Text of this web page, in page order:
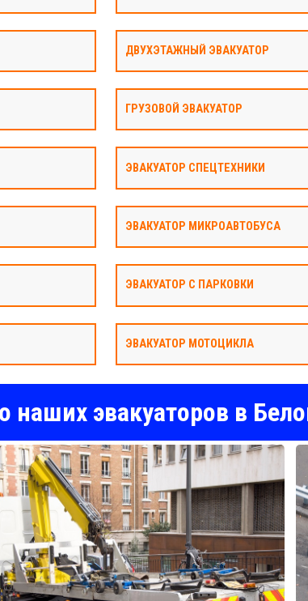
ДВУХЭТАЖНЫЙ ЭВАКУАТОР
ГРУЗОВОЙ ЭВАКУАТОР
ЭВАКУАТОР СПЕЦТЕХНИКИ
ЭВАКУАТОР МИКРОАВТОБУСА
ЭВАКУАТОР С ПАРКОВКИ
ЭВАКУАТОР МОТОЦИКЛА
наших эвакуаторов в